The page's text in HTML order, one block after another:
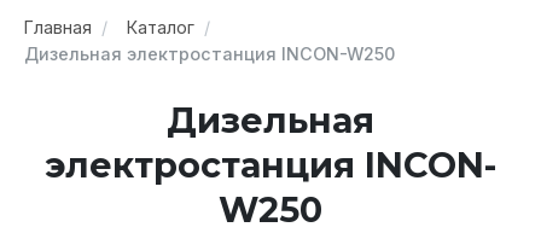
Главная
Каталог
Дизельная электростанция INCON-W250
Дизельная
электростанция INCON-
W250